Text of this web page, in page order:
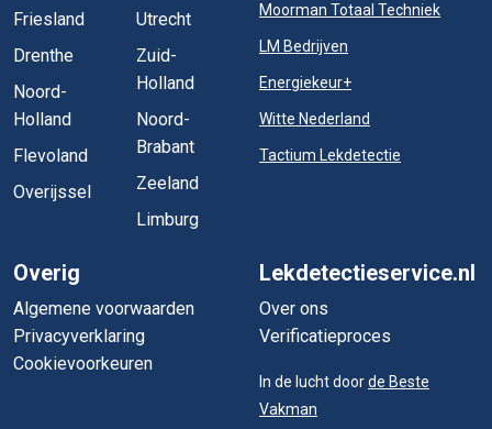
Friesland
Drenthe
Noord-
Holland
Flevoland
Overijssel
Utrecht
Zuid-
Holland
Noord-
Brabant
Zeeland
Limburg
Moorman Totaal Techniek
LM Bedrijven
Energiekeur+
Witte Nederland
Tactium Lekdetectie
Overig
Algemene voorwaarden
Privacyverklaring
Cookievoorkeuren
Lekdetectieservice.nl
Over ons
Verificatieproces
In de lucht doorde Beste
Vakman